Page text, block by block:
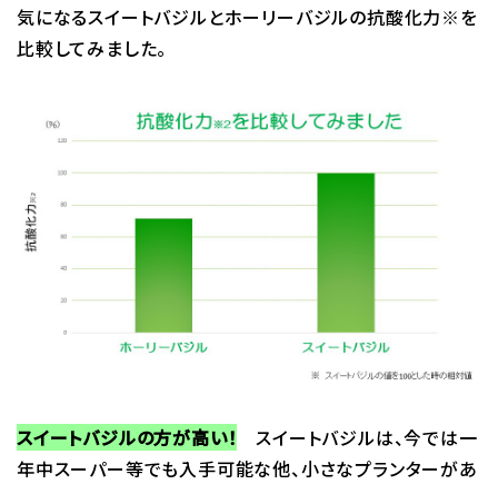
気になるスイートバジルとホーリーバジルの抗酸化力※を
比較してみました。
スイートバジルの方が高い！
スイートバジルは、今では一
年中スーパー等でも入手可能な他、小さなプランターがあ